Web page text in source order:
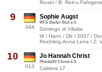
Rouet / B: Reit-
9
044
Sophie Augst
RFG Berlin-Süd e.V.
Domingo di Villalta
W / Hann / Db / 2007 /
Reichling,Anna Lena / Z:
10
013
Jo Hannah Christ
PferdeSV Christ e.V.
Caldera 17